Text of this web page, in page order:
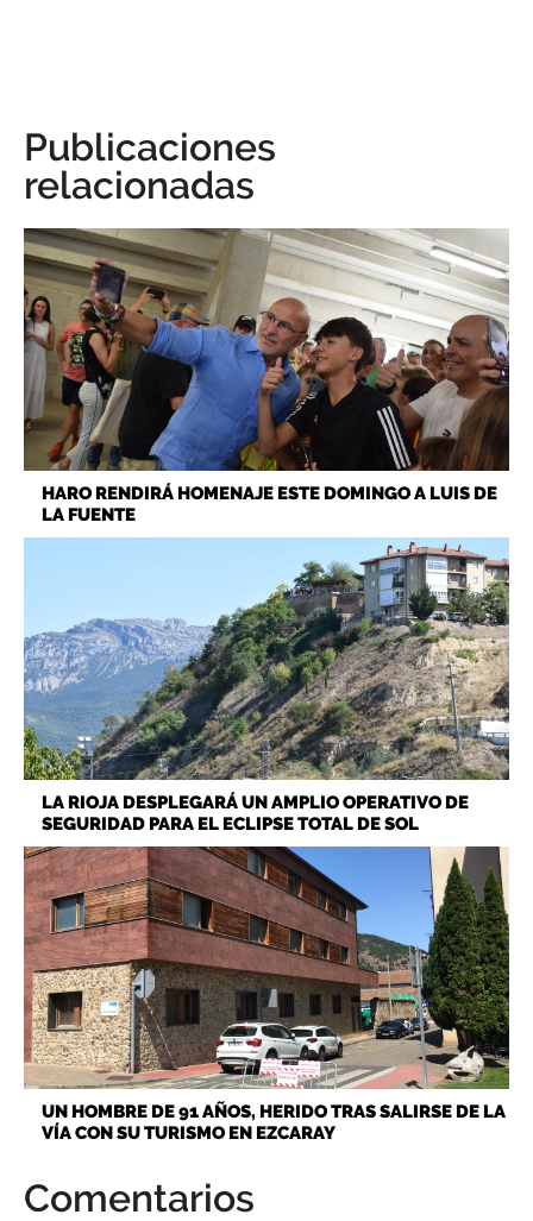
Publicaciones
relacionadas
HARO RENDIRÁ HOMENAJE ESTE DOMINGO A LUIS DE
LA FUENTE
LA RIOJA DESPLEGARÁ UN AMPLIO OPERATIVO DE
SEGURIDAD PARA EL ECLIPSE TOTAL DE SOL
UN HOMBRE DE 91 AÑOS, HERIDO TRAS SALIRSE DE LA
VÍA CON SU TURISMO EN EZCARAY
Comentarios